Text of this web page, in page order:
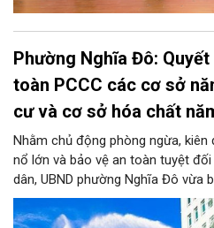
Phường Nghĩa Đô:
toàn PCCC các cơ sở
cư và cơ sở hóa chất
Nhằm chủ động phòng ngừa,
nổ lớn và bảo vệ an toàn tuyệt
dân, UBND phường Nghĩa Đô vừa
276/KH-UBND. Theo đó, từ nay
phường Nghĩa Đô sẽ ra quân